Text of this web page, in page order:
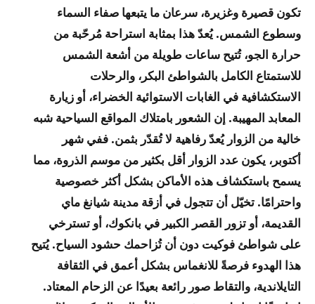
تكون قصيرة وغزيرة، سرعان ما يتبعها صفاء السماء
وسطوع الشمس. يُعدّ هذا بمثابة استراحة مُرحّبة من
حرارة الجو، تُتيح ساعات طويلة من أشعة الشمس
للاستمتاع الكامل بالشواطئ البكر، والرحلات
الاستكشافية في الغابات الاستوائية الخضراء، أو زيارة
المعابد المهيبة. إن الشعور بامتلاك المواقع السياحية شبه
خالية من الزوار يُعدّ رفاهية لا تُقدّر بثمن. ففي شهر
أكتوبر، يكون عدد الزوار أقل بكثير من موسم الذروة، مما
يسمح باستكشاف هذه الأماكن بشكل أكثر خصوصية
واحترامًا. تخيّل أن تتجول في أزقة مدينة شيانغ ماي
القديمة، أو تزور القصر الكبير في بانكوك، أو تسترخي
على شواطئ فوكيت دون أن تُزاحمك حشود السياح. يُتيح
هذا الهدوء فرصةً للانغماس بشكل أعمق في الثقافة
التايلاندية، والتقاط صور رائعة بعيدًا عن الزحام المعتاد.